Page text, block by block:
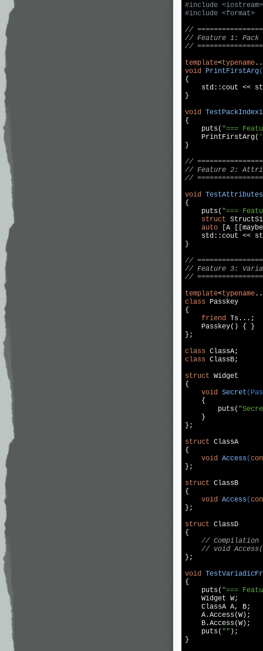
#include <iostream>
#include <format>
//
// Feature 1: Pack
//
template<typename
void
PrintFirstArg
{
std ::cout <<
}
void
{
puts( "===
    PrintFirstArg(
}
//
// Feature 2:
//
void
{
puts( "===
struct
auto [A
std ::cout <<
}
//
// Feature 3:
//
template<typename
class Passkey
{
friend
Ts...;
    Passkey() { }
};
class
class ClassB;
struct Widget
{
void
Secret
{
puts(
    }
};
struct ClassA
{
void
Access(
};
struct ClassB
{
void
Access(
};
struct ClassD
{
//
// void
};
void
{
puts( "===
    Widget W;
    ClassA A, B;
    A.Access(W);
    B.Access(W);
puts( "" );
}